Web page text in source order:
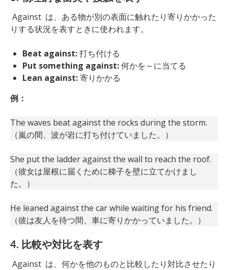
Against は、ある物が別の表面に触れたり寄りかかった
りする状況を表すときに使われます。
Beat against:打ち付ける
Put something against:何かを～に当てる
Lean against:寄りかかる
例：
The waves beat against the rocks during the storm.
（嵐の間、波が岩に打ち付けていました。）
She put the ladder against the wall to reach the roof.
（彼女は屋根に届くために梯子を壁に立てかけまし
た。）
He leaned against the car while waiting for his friend.
（彼は友人を待つ間、車に寄りかかっていました。）
4. 比較や対比を表す
Against は、何かを他のものと比較したり対比させたり